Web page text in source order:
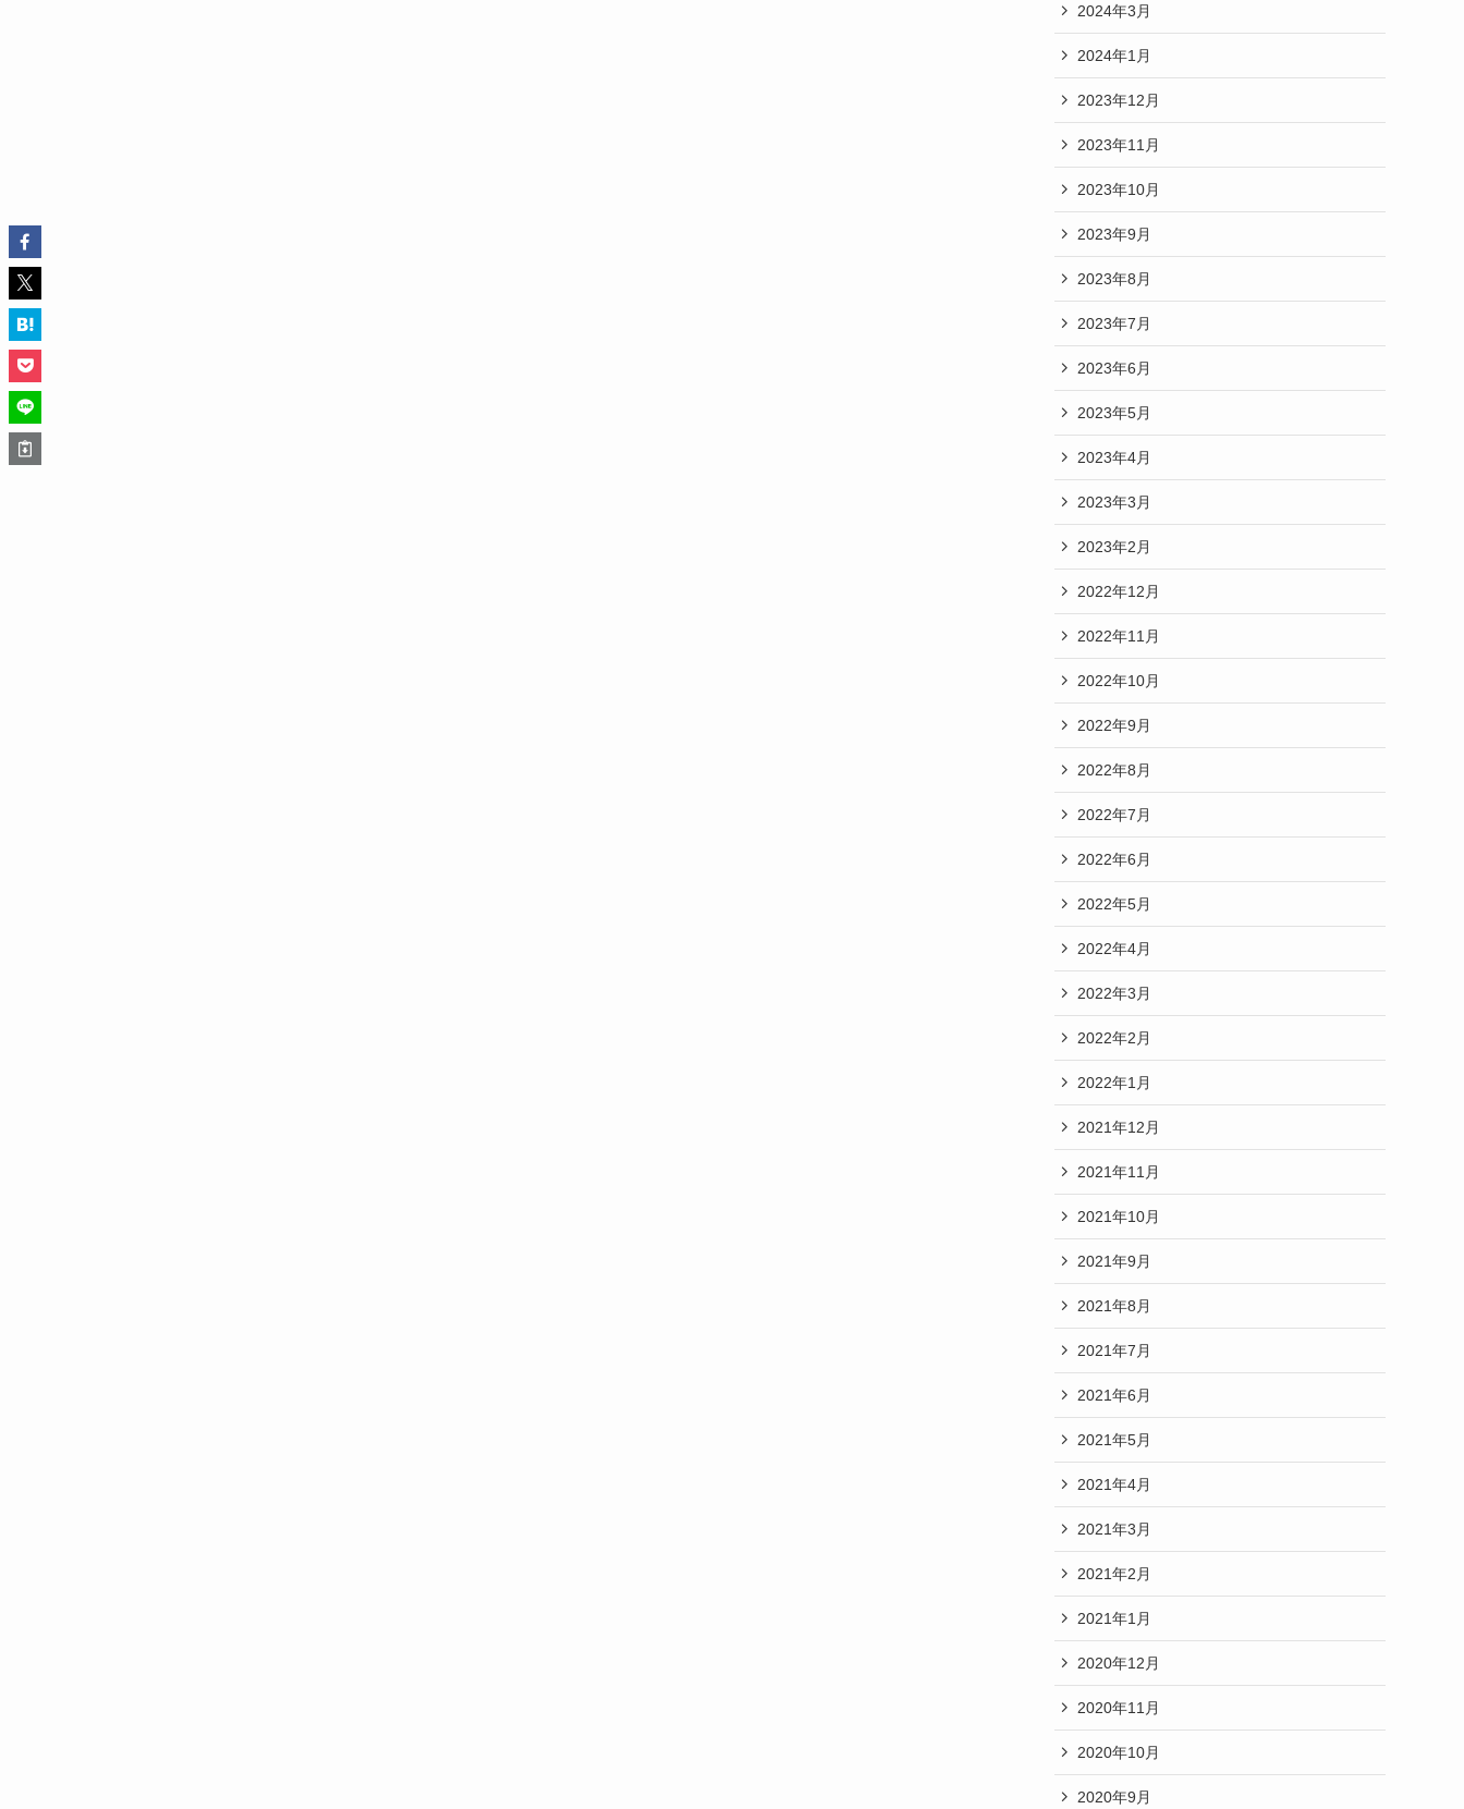
2024年3月
2024年1月
2023年12月
2023年11月
2023年10月
2023年9月
2023年8月
2023年7月
2023年6月
2023年5月
2023年4月
2023年3月
2023年2月
2022年12月
2022年11月
2022年10月
2022年9月
2022年8月
2022年7月
2022年6月
2022年5月
2022年4月
2022年3月
2022年2月
2022年1月
2021年12月
2021年11月
2021年10月
2021年9月
2021年8月
2021年7月
2021年6月
2021年5月
2021年4月
2021年3月
2021年2月
2021年1月
2020年12月
2020年11月
2020年10月
2020年9月